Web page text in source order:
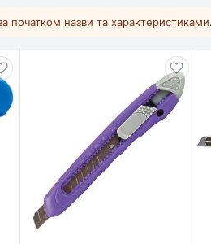
початком назви та характеристиками.